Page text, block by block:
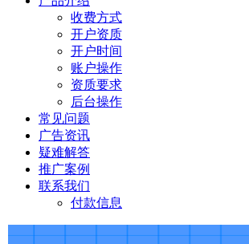
收费方式
开户资质
开户时间
账户操作
资质要求
后台操作
常见问题
广告资讯
疑难解答
推广案例
联系我们
付款信息